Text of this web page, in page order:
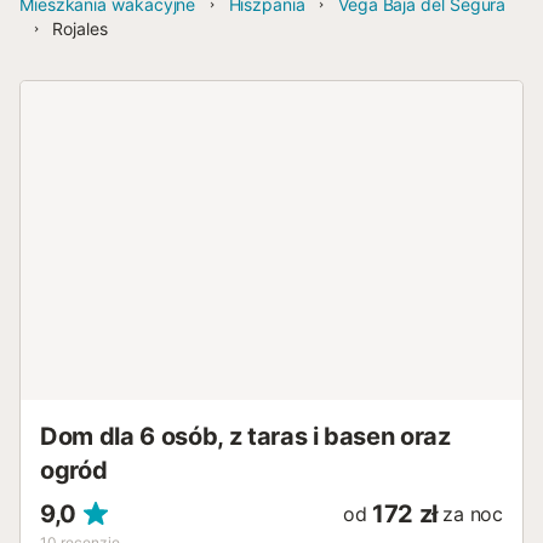
Mieszkania wakacyjne Hiszpania
Vega Baja del Segura
Rojales
Dom dla 6 osób, z taras i basen oraz
ogród
9,0
od 172 zł za noc